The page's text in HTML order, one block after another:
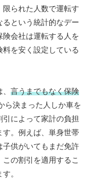
限られた人数で運転す
るという統計的なデー
険会社は運転する人を
を安く設定している
言うまでもなく保険
ら決まった人しか車を
によって家計の負担
す。例えば、単身世帯
供がいてもまだ免許
の割引を適用するこ
。